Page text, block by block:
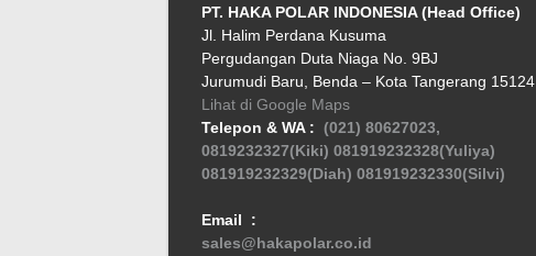
PT. HAKA POLAR INDONESIA (Head Office)
Jl. Halim Perdana Kusuma
Pergudangan Duta Niaga No. 9BJ
Jurumudi Baru, Benda – Kota Tangerang 15124
Lihat di Google Maps
Telepon & WA : (021) 80627023,
0819232327(Kiki) 081919232328(Yuliya)
081919232329(Diah) 081919232330(Silvi)
Email :
sales@hakapolar.co.id